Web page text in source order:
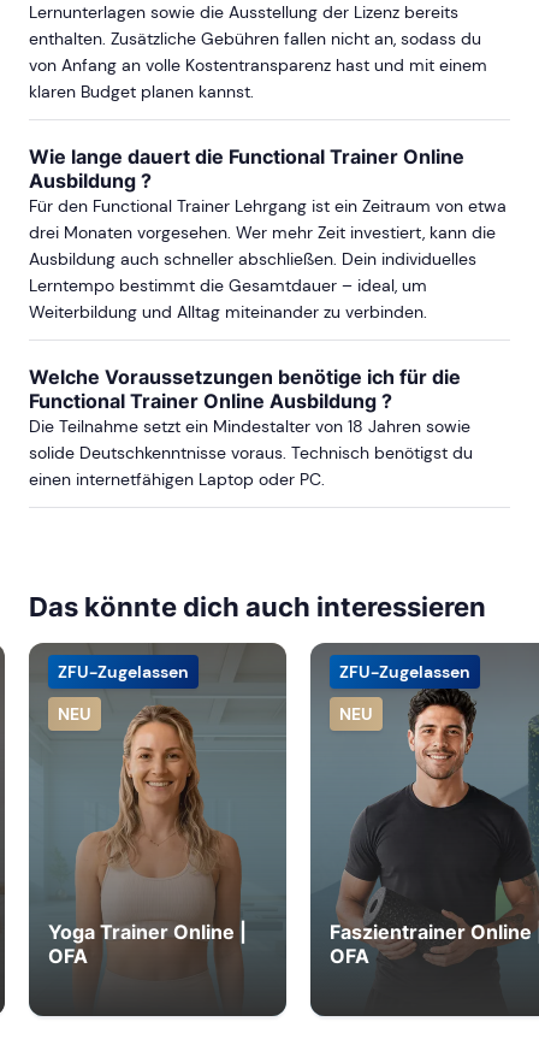
Lernunterlagen sowie die Ausstellung der Lizenz bereits
enthalten. Zusätzliche Gebühren fallen nicht an, sodass du
von Anfang an volle Kostentransparenz hast und mit einem
klaren Budget planen kannst.
Wie lange dauert die Functional Trainer Online
Ausbildung ?
Für den Functional Trainer Lehrgang ist ein Zeitraum von etwa
drei Monaten vorgesehen. Wer mehr Zeit investiert, kann die
Ausbildung auch schneller abschließen. Dein individuelles
Lerntempo bestimmt die Gesamtdauer – ideal, um
Weiterbildung und Alltag miteinander zu verbinden.
Welche Voraussetzungen benötige ich für die
Functional Trainer Online Ausbildung ?
Die Teilnahme setzt ein Mindestalter von 18 Jahren sowie
solide Deutschkenntnisse voraus. Technisch benötigst du
einen internetfähigen Laptop oder PC.
Das könnte dich auch interessieren
NEU
ZFU-Zugelassen
Yoga Trainer Online |
OFA
NEU
ZFU-Zugelassen
Faszientrainer Online
OFA